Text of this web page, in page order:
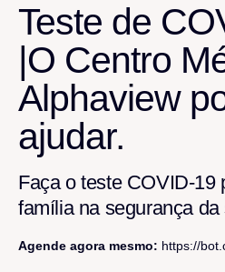
Teste de
|O Centro
Alphaview
ajudar.
Faça o teste COVID-19
família na segurança da
Agende agora mesmo: https://